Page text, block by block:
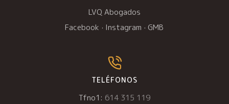
LVQ Abogados
Facebook · Instagram · GMB
TELÉFONOS
Tfno1: 614 315 119